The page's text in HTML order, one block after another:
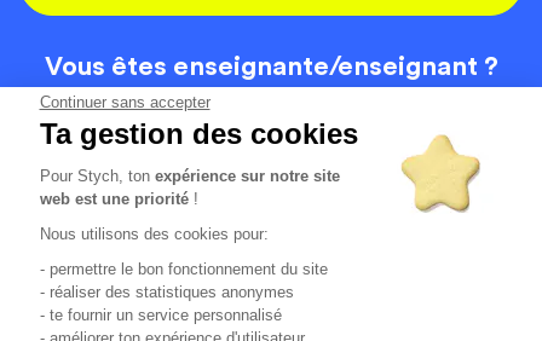
Continuer sans accepter
Ta gestion des cookies
Pour Stych, tonexpérience sur notre site
web est une priorité !
Nous utilisons des cookies pour:
- permettre le bon fonctionnement du site
- réaliser des statistiques anonymes
- te fournir un service personnalisé
- améliorer ton expérience d'utilisateur
Vous êtes enseignante/enseignant ?
On recrute
Code de la route
Localisation
Contact